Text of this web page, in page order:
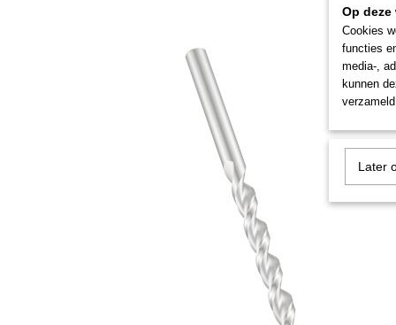
Op
Cookies
functies
media-,
kunnen
Later